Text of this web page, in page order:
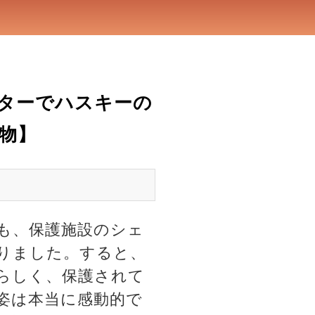
ーでハスキーの
】
、保護施設のシェ
ました。すると、
しく、保護されて
は本当に感動的で